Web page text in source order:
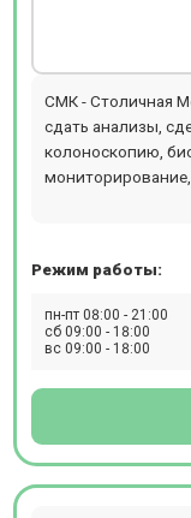
СМК - Столичная
сдать анализы,
колоноскопию,
Режим работы:
пн-пт 08:00 - 21:00
сб 09:00 - 18:00
вс 09:00 - 18:00